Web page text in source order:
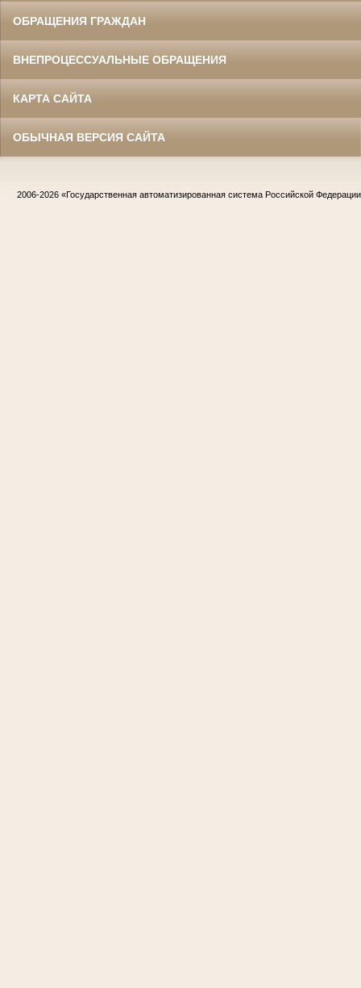
ОБРАЩЕНИЯ ГРАЖДАН
ВНЕПРОЦЕССУАЛЬНЫЕ ОБРАЩЕНИЯ
КАРТА САЙТА
ОБЫЧНАЯ ВЕРСИЯ САЙТА
2006-2026 «Государственная автоматизированная система Российской